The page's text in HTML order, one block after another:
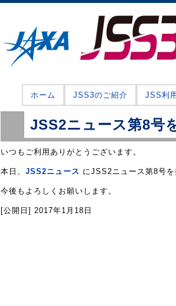
ホーム JSS3のご紹介 JSS利
JSS2ニュース第8号
いつもご利用ありがとうございます。
本日、 JSS2ニュース にJSS2ニュース第8号を
今後もよろしくお願いします。
[公開日] 2017年1月18日